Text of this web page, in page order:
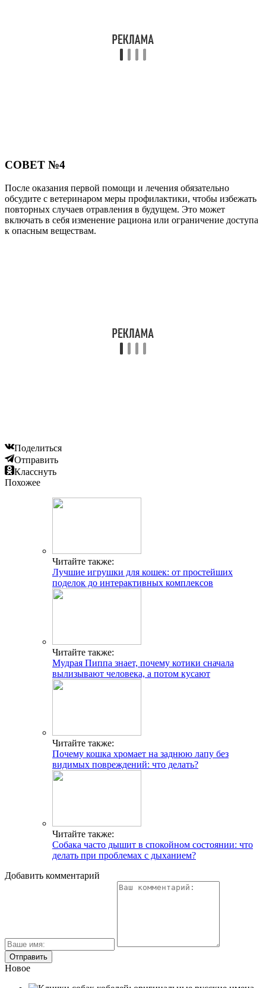
СОВЕТ №4
После оказания первой помощи и лечения обязательно
обсудите с ветеринаром меры профилактики, чтобы избежать
повторных случаев отравления в будущем. Это может
включать в себя изменение рациона или ограничение доступа
к опасным веществам.
Поделиться
Отправить
Класснуть
Похожее
Читайте также:
Лучшие игрушки для кошек: от простейших
поделок до интерактивных комплексов
Читайте также:
Мудрая Пиппа знает, почему котики сначала
вылизывают человека, а потом кусают
Читайте также:
Почему кошка хромает на заднюю лапу без
видимых повреждений: что делать?
Читайте также:
Собака часто дышит в спокойном состоянии: что
делать при проблемах с дыханием?
Добавить комментарий
Новое